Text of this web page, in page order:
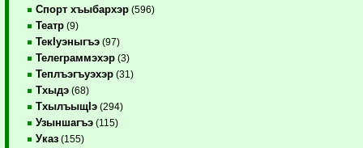
Спорт хъыбархэр (596)
Театр (9)
ТекIуэныгъэ (97)
Телеграммэхэр (3)
Теплъэгъуэхэр (31)
Тхыдэ (68)
ТхылъыщIэ (294)
Узыншагъэ (115)
Указ (155)